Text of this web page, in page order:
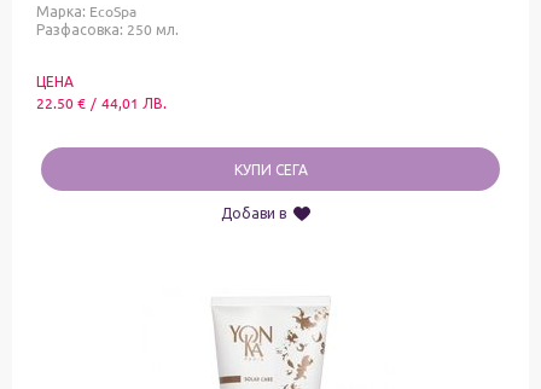
Марка: EcoSpa
Разфасовка: 250 мл.
ЦЕНА
22.50€ / 44,01 ЛВ.
КУПИ СЕГА
Добави в